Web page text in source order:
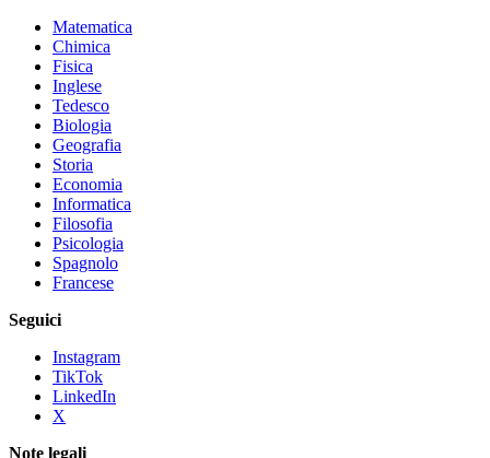
Matematica
Chimica
Fisica
Inglese
Tedesco
Biologia
Geografia
Storia
Economia
Informatica
Filosofia
Psicologia
Spagnolo
Francese
Seguici
Instagram
TikTok
LinkedIn
X
Note legali